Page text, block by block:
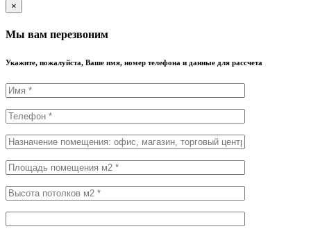
×
Мы вам перезвоним
Укажите, пожалуйста, Ваше имя, номер телефона и данные для рассчета